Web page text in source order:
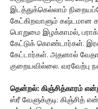
இடத்துக்கெல்லாம்
கேட்கிறவாளும் கஷ்டமான
பொறுமை இழக்காமல்,
கேட்டுக் கொண்டார்கள்.
கேட்டார்கள். அதனால்
குறையவில்லை. வரவேற்பு
தென்றல்: கிஞ்சித்காரம்
ஸ்ரீ வேளுக்குடி: கிஞ்சித்